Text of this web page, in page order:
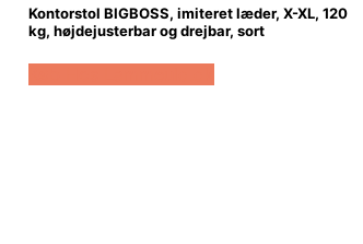
Kontorstol BIGBOSS, imiteret læder, X-XL, 120
kg, højdejusterbar og drejbar, sort